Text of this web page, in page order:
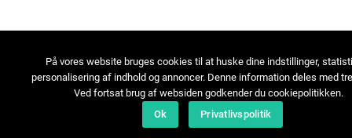
På vores website bruges cookies til at huske dine indstillinger,
personalisering af indhold og annoncer. Denne information deles med
Ved fortsat brug af websiden godkender du cookiepolitikken.
Ok
Privatlivspolitik